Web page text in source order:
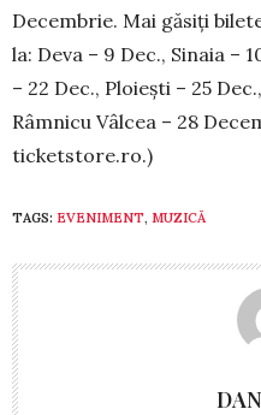
Decembrie. Mai găsiți
la: Deva – 9 Dec., Sinaia –
– 22 Dec., Ploiești – 25
Râmnicu Vâlcea – 28
ticketstore.ro.)
TAGS: EVENIMENT, MUZICĂ